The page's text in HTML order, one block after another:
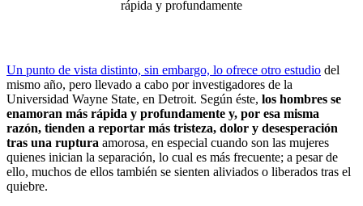
Un punto de vista distinto, sin embargo, lo ofrece otro estudio del
mismo año, pero llevado a cabo por investigadores de la
Universidad Wayne State, en Detroit. Según éste, los hombres se
enamoran más rápida y profundamente y, por esa misma
razón, tienden a reportar más tristeza, dolor y desesperación
tras una ruptura amorosa, en especial cuando son las mujeres
quienes inician la separación, lo cual es más frecuente; a pesar de
ello, muchos de ellos también se sienten aliviados o liberados tras el
quiebre.